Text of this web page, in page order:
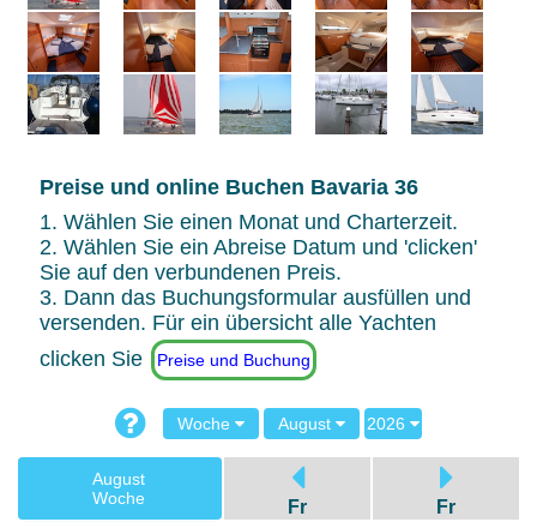
Preise und online Buchen Bavaria 36
1. Wählen Sie einen Monat und Charterzeit.
2. Wählen Sie ein Abreise Datum und 'clicken'
Sie auf den verbundenen Preis.
3. Dann das Buchungsformular ausfüllen und
versenden. Für ein übersicht alle Yachten
clicken Sie
Preise und Buchung
Woche August 2026
August
Woche
Fr Fr